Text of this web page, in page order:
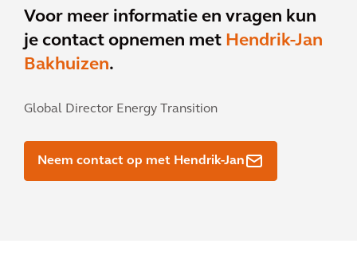
Voor meer informatie en vragen kun
je contact opnemen met Hendrik-Jan
Bakhuizen.
Global Director Energy Transition
Neem contact op met Hendrik-Jan